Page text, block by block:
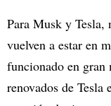
Para Musk y Tesla,
vuelven a estar en
funcionado en gran
renovados de Tesla